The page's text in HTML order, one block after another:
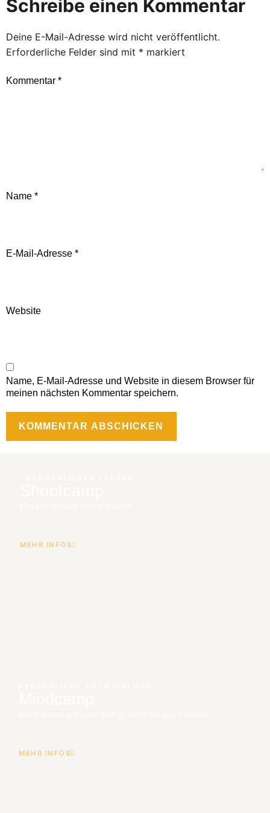
Schreibe einen Kommentar
Deine E-Mail-Adresse wird nicht veröffentlicht.
Erforderliche Felder sind mit * markiert
Kommentar *
Name *
E-Mail-Adresse *
Website
Name, E-Mail-Adresse und Website in diesem Browser für
meinen nächsten Kommentar speichern.
MEHR INFOS
MEHR INFOS